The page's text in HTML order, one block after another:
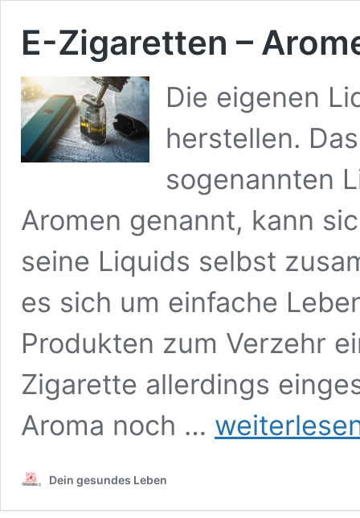
E-Zigaretten –
Die eigenen
herstellen.
sogenannten
Aromen genannt, kann
seine Liquids selbst
es sich um einfache
Produkten zum Verzehr
Zigarette allerdings
Aroma noch …
Zigaretten
Dein gesundes Leben